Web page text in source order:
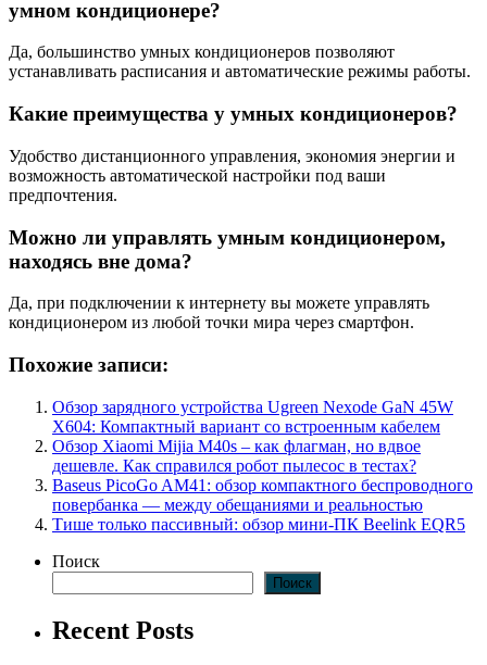
умном кондиционере?
Да, большинство умных кондиционеров позволяют
устанавливать расписания и автоматические режимы работы.
Какие преимущества у умных кондиционеров?
Удобство дистанционного управления, экономия энергии и
возможность автоматической настройки под ваши
предпочтения.
Можно ли управлять умным кондиционером,
находясь вне дома?
Да, при подключении к интернету вы можете управлять
кондиционером из любой точки мира через смартфон.
Похожие записи:
Обзор зарядного устройства Ugreen Nexode GaN 45W
X604: Компактный вариант со встроенным кабелем
Обзор Xiaomi Mijia M40s – как флагман, но вдвое
дешевле. Как справился робот пылесос в тестах?
Baseus PicoGo AM41: обзор компактного беспроводного
повербанка — между обещаниями и реальностью
Тише только пассивный: обзор мини-ПК Beelink EQR5
Поиск
Поиск
Recent Posts